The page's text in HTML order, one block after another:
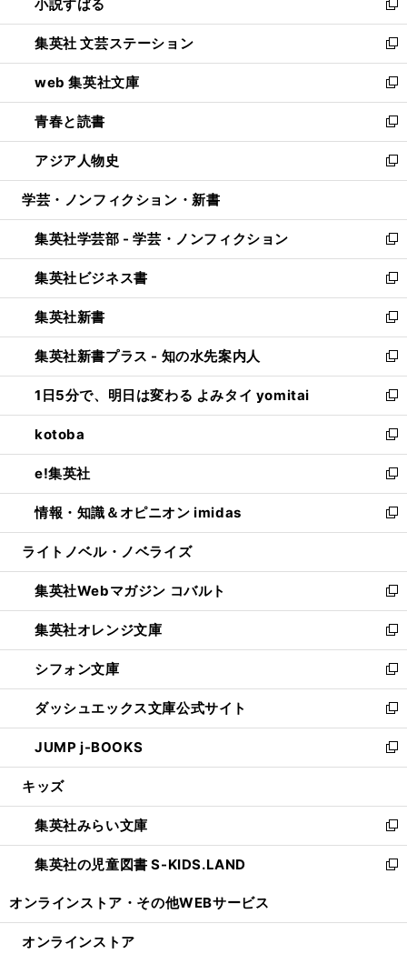
く
で
開
く
い
ウ
ィ
ン
ド
ウ
で
開
く
小説すばる
新
し
い
ウ
ィ
ン
ド
ウ
で
開
集英社 文芸ステーション
新
し
い
ウ
ィ
ン
ド
ウ
開
く
web 集英社文庫
新
し
い
ウ
ィ
ン
ウ
で
開
く
青春と読書
新
し
い
ウ
ン
ド
ウ
で
開
く
アジア人物史
新
し
ウ
ィ
ン
ド
ウ
で
開
く
学芸・ノンフィクション・新書
集英社学芸部 - 学芸・ノンフィクション
新
し
い
ウ
ィ
ン
ド
ウ
で
開
く
集英社ビジネス書
新
し
い
ウ
ィ
ン
ド
ウ
で
開
く
集英社新書
新
し
い
ウ
ィ
ン
ド
ウ
で
開
く
集英社新書プラス - 知の水先案内人
新
し
い
ウ
ィ
ン
ド
ウ
で
開
1日5分で、明日は変わる よみタイ yomitai
新
し
い
ウ
ィ
ン
ド
ウ
開
く
kotoba
新
し
い
ウ
ィ
ン
ウ
で
開
く
e!集英社
新
し
い
ウ
ン
ド
ウ
で
開
く
情報・知識＆オピニオン imidas
新
し
ウ
ィ
ン
ド
ウ
で
開
く
ライトノベル・ノベライズ
集英社Webマガジン コバルト
新
し
い
ウ
ィ
ン
ド
ウ
で
開
集英社オレンジ文庫
新
し
い
ウ
ィ
ン
ド
ウ
開
く
シフォン文庫
新
し
い
ウ
ィ
ン
ウ
で
開
く
ダッシュエックス文庫公式サイト
新
し
い
ウ
ン
ド
ウ
で
JUMP j-BOOKS
新
し
ウ
ィ
ン
ド
開
キッズ
集英社みらい文庫
新
し
い
ン
集英社の児童図書 S-KIDS.LAND
新
ウ
オンラインストア・ その他WEBサービス
オンラインストア